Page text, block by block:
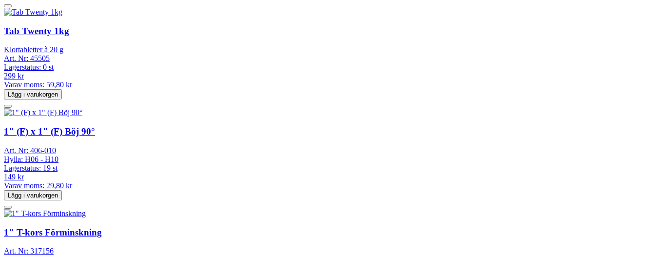
Tab Twenty 1kg
Klortabletter à 20 g
Art. Nr: 45505
Lagerstatus: 0 st
299 kr
Varav moms: 59,80 kr
Lägg i varukorgen
1" (F) x 1" (F) Böj 90°
Art. Nr: 406-010
Hylla: H06 - H10
Lagerstatus: 19 st
149 kr
Varav moms: 29,80 kr
Lägg i varukorgen
1" T-kors Förminskning
Art. Nr: 317156